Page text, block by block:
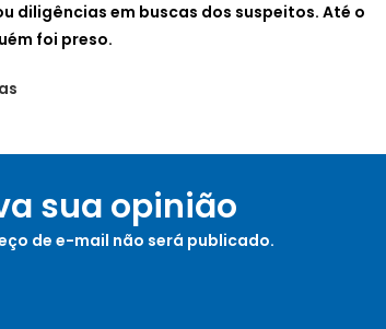
diligências em buscas dos suspeitos. Até o
foi preso.
sua opinião
de e-mail não será publicado.